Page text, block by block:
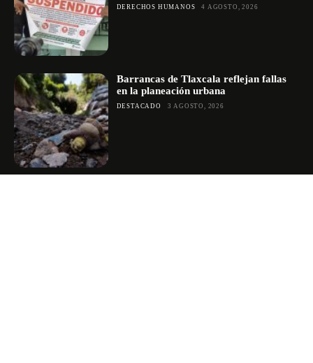
DERECHOS HUMANOS 4 AGOSTO, 2026
Barrancas de Tlaxcala reflejan fallas
en la planeación urbana
DESTACADO 3 AGOSTO, 2026